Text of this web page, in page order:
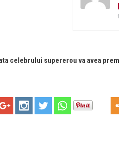
celebrului supererou va avea